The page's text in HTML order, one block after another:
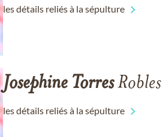
les détails reliés à la sépulture
Josephine TorresRobles
les détails reliés à la sépulture